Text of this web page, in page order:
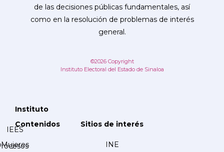
de las decisiones públicas fundamentales, así
como en la resolución de problemas de interés
general.
©2026 Copyright
Instituto Electoral del Estado de Sinaloa
Instituto
IEES
Contenidos
Mujeres
Sitios de interés
INE